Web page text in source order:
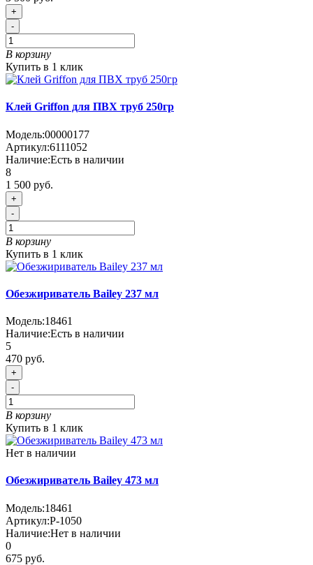
+
-
В корзину
Купить в 1 клик
Клей Griffon для ПВХ труб 250гр
Модель:00000177
Артикул:6111052
Наличие:Есть в наличии
8
1 500 руб.
+
-
В корзину
Купить в 1 клик
Обезжириватель Bailey 237 мл
Модель:18461
Наличие:Есть в наличии
5
470 руб.
+
-
В корзину
Купить в 1 клик
Нет в наличии
Обезжириватель Bailey 473 мл
Модель:18461
Артикул:P-1050
Наличие:Нет в наличии
0
675 руб.